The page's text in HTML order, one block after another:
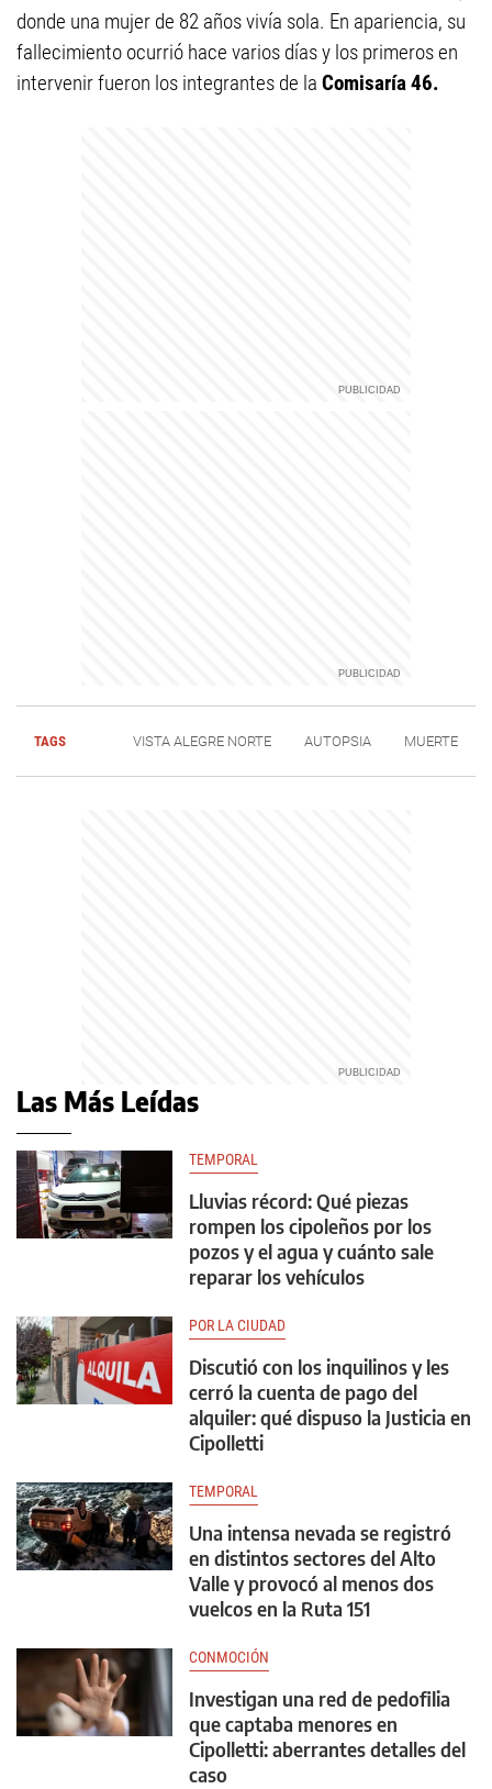
donde una mujer de 82 años vivía sola. En apariencia, su
fallecimiento ocurrió hace varios días y los primeros en
intervenir fueron los integrantes de la Comisaría 46.
TAGS VISTA ALEGRE NORTE AUTOPSIA MUERTE
Las Más Leídas
TEMPORAL
Lluvias récord: Qué piezas
rompen los cipoleños por los
pozos y el agua y cuánto sale
reparar los vehículos
POR LA CIUDAD
Discutió con los inquilinos y les
cerró la cuenta de pago del
alquiler: qué dispuso la Justicia en
Cipolletti
TEMPORAL
Una intensa nevada se registró
en distintos sectores del Alto
Valle y provocó al menos dos
vuelcos en la Ruta 151
CONMOCIÓN
Investigan una red de pedofilia
que captaba menores en
Cipolletti: aberrantes detalles del
caso